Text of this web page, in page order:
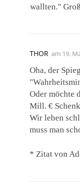
wallten."
THOR am 19.
Oha, der
Oder möchte
Mill. €
Wir leben
muss man
* Zitat von